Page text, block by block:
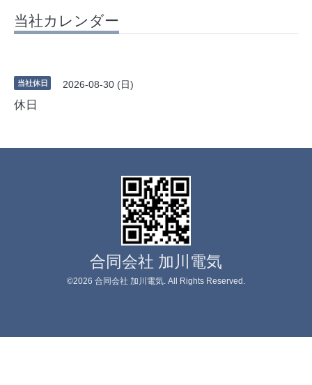
当社カレンダー
当社休日 2026-08-30 (日)
休日
合同会社 加川電気
©2026 合同会社 加川電気 . All Rights Reserved.